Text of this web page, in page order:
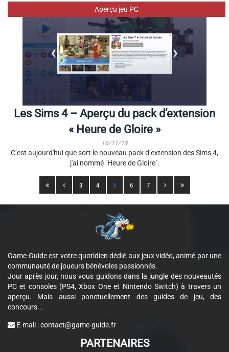
Aperçu jeu PC
Les Sims 4 – Aperçu du pack d’extension
« Heure de Gloire »
16/11/18
C’est aujourd'hui que sort le nouveau pack d’extension des Sims 4,
j'ai nommé "Heure de Gloire".
3 4 5 6 7
Game-Guide est votre quotidien dédié aux jeux vidéo, animé par une
communauté de joueurs bénévoles passionnés.
Jour après jour, nous vous guidons dans la jungle des nouveautés
PC et consoles (PS4, Xbox One et Nintendo Switch) à travers un
aperçu. Mais aussi ponctuellement des guides de jeu, des
concours...
E-mail :contact@game-guide.fr
PARTENAIRES